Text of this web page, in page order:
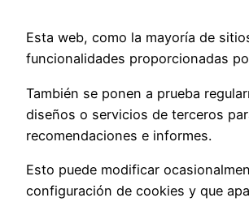
Esta web, como la mayoría de
funcionalidades proporcionadas
También se ponen a prueba
diseños o servicios de terceros
recomendaciones e informes.
Esto puede modificar
configuración de cookies y que